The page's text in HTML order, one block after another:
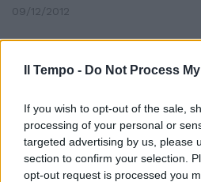
Il Tempo - Do Not Process
If you wish to opt-out of the sale,
processing of your personal or
targeted advertising by us, please
section to confirm your selection.
opt-out request is processed you
09/12/2012
Cambia il percorso fuori
17/06/2012